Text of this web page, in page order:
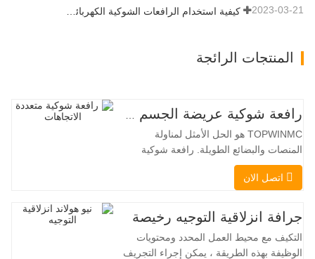
2023-03-21
المنتجات الرائجة
TOPWINMC هو الحل الأمثل لمناولة
المنصات والبضائع الطويلة. رافعة شوكية
ثنائية الاستخدام، تجمع بين مزايا الرافعة
الشوكية والرافعة الجانبية. محركها الكهربائي
بزاوية 360 درجة، يُمكّنان من تغيير الاتجاه
بسلاسة دون انقطاع في تدفق الحمولة، مما
يجعل TOPWINMC
اتصل الان
جرافة انزلاقية التوجيه رخيصة
التكيف مع محيط العمل المحدد ومحتويات
الوظيفة بهذه الطريقة ، يمكن إجراء التجريف